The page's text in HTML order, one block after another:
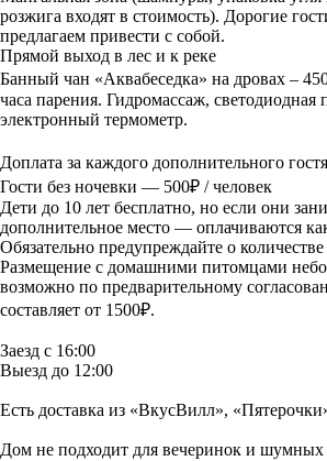
розжига входят в стоимость). Дорогие
предлагаем привести с собой.
Прямой выход в лес и к реке
Банный чан «Аквабеседка» на дровах –
часа парения. Гидромассаж, светодиодная
электронный термометр.
Доплата за каждого дополнительного
Гости без ночевки — 500₽ / человек
Дети до 10 лет бесплатно, но если они
дополнительное место — оплачиваются
Обязательно предупреждайте о
Размещение с домашними питомцами
возможно по предварительному
составляет от 1500₽.
Заезд с 16:00
Выезд до 12:00
Есть доставка из «ВкусВилл»,
Дом не подходит для вечеринок и